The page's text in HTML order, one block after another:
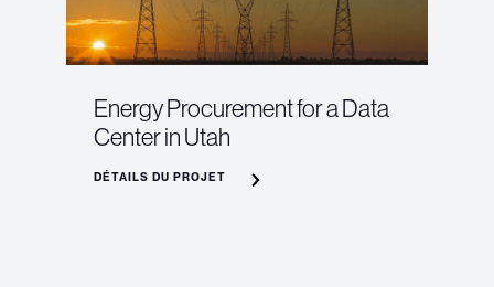
Energy Procurement for a Data
Center in Utah
DÉTAILS DU PROJET